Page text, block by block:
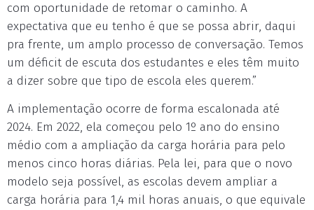
com oportunidade de retomar o caminho. A
expectativa que eu tenho é que se possa abrir, daqui
pra frente, um amplo processo de conversação. Temos
um déficit de escuta dos estudantes e eles têm muito
a dizer sobre que tipo de escola eles querem.”
A implementação ocorre de forma escalonada até
2024. Em 2022, ela começou pelo 1º ano do ensino
médio com a ampliação da carga horária para pelo
menos cinco horas diárias. Pela lei, para que o novo
modelo seja possível, as escolas devem ampliar a
carga horária para 1,4 mil horas anuais, o que equivale